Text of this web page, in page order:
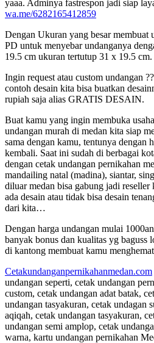
yaaa. Adminya fastrespon jadi siap
wa.me/6282165412859
Dengan Ukuran yang besar membuat
PD untuk menyebar undanganya
19.5 cm ukuran tertutup 31 x 19.5 cm.
Ingin request atau custom undangan
contoh desain kita bisa buatkan
rupiah saja alias GRATIS DESAIN.
Buat kamu yang ingin membuka
undangan murah di medan kita siap
sama dengan kamu, tentunya dengan
kembali. Saat ini sudah di berbagai
dengan cetak undangan pernikahan
mandailing natal (madina), siantar,
diluar medan bisa gabung jadi
ada desain atau tidak bisa desain
dari kita…
Dengan harga undangan mulai
banyak bonus dan kualitas yg baguss
di kantong membuat kamu
Cetakundanganpernikahanmedan.com
undangan seperti, cetak undangan
custom, cetak undangan adat batak,
undangan tasyakuran, cetak undagan
aqiqah, cetak undangan tasyakuran,
undangan semi amplop, cetak
warna, kartu undangan pernikahan